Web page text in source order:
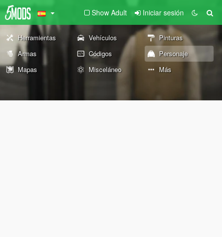
Show Adult Iniciar sesión
Herramientas Vehículos
Pinturas
Armas
Códigos
Personaje
Mapas
Misceláneo Más